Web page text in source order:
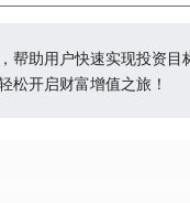
帮助用户快速实现投资目
松开启财富增值之旅！